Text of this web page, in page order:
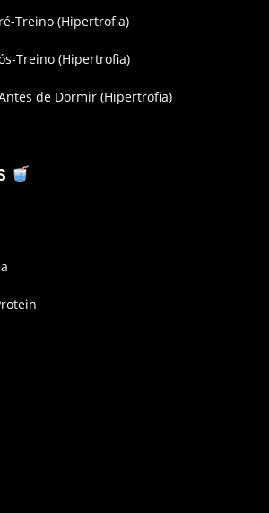
Treino (Hipertrofia)
Treino (Hipertrofia)
de Dormir (Hipertrofia)